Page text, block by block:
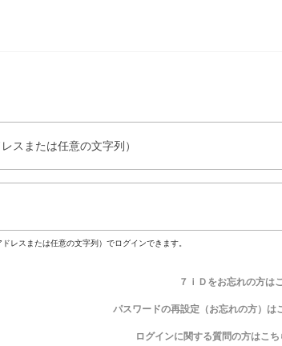
スまたは任意の文字列）
レスまたは任意の文字列）でログインできます。
７ｉＤをお忘れの方は
パスワードの再設定（お忘れの方）は
ログインに関する質問の方はこち